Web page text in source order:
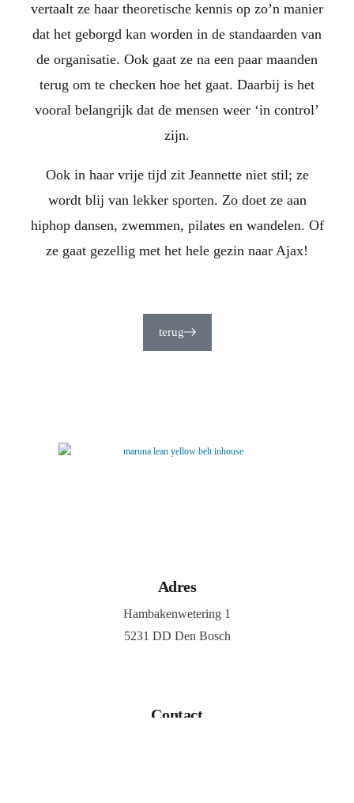
vertaalt ze haar theoretische kennis op zo’n manier
dat het geborgd kan worden in de standaarden van
de organisatie. Ook gaat ze na een paar maanden
terug om te checken hoe het gaat. Daarbij is het
vooral belangrijk dat de mensen weer ‘in control’
zijn.
Ook in haar vrije tijd zit Jeannette niet stil; ze
wordt blij van lekker sporten. Zo doet ze aan
hiphop dansen, zwemmen, pilates en wandelen. Of
ze gaat gezellig met het hele gezin naar Ajax!
terug
Adres
Hambakenwetering 1
5231 DD Den Bosch
Contact